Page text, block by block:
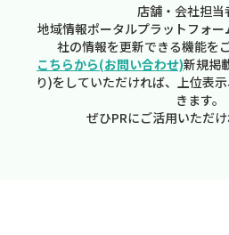
店舗・会社担当
地域情報ポータルプラットフォ
社の情報を更新できる機能を
こちらから(お問い合わせ)新規掲
り)をしていただければ、上位表
きます。
ぜひPRにご活用いただけ